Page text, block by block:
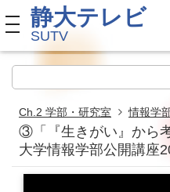
toggle navigation
静大テレビ
SUTV
Ch.2 学部・研究室 情報学
③「『生きがい』から
大学情報学部公開講座